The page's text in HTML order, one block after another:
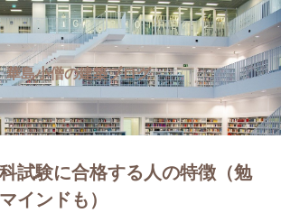
華島小僧の建築ブログ
試験に合格する人の特徴（勉
インドも）